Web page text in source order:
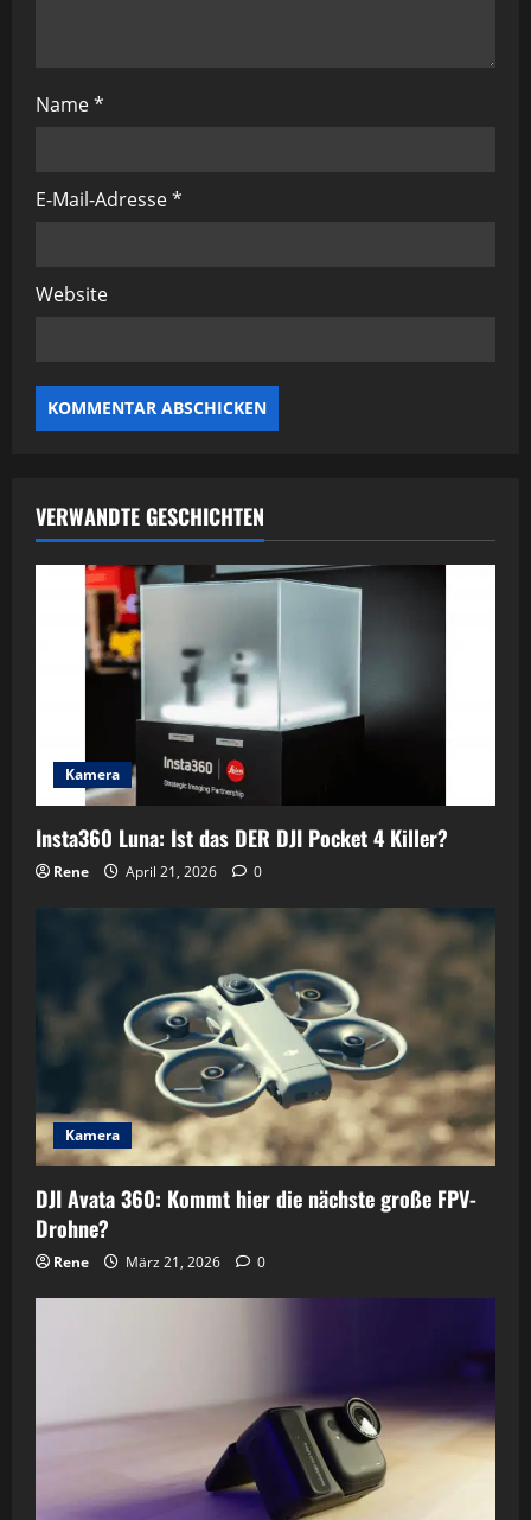
Name*
E-Mail-Adresse*
Website
VERWANDTE GESCHICHTEN
Kamera
Insta360 Luna: Ist das DER DJI Pocket 4 Killer?
Rene April 21, 2026 0
Kamera
DJI Avata 360: Kommt hier die nächste große FPV-
Drohne?
Rene März 21, 2026 0